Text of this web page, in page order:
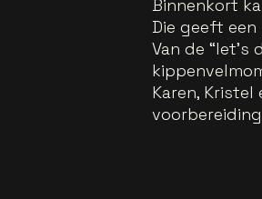
Binnenkort
Die geeft
Van de
Karen,